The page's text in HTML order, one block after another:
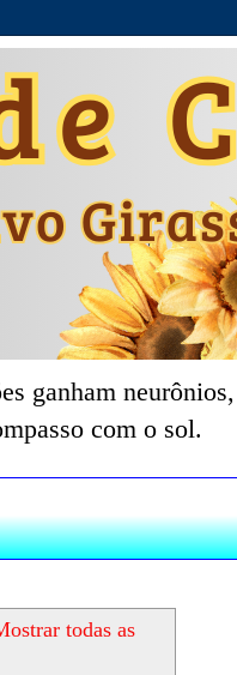
ganham
com o sol.
todas as